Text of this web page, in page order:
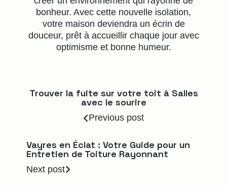
bonheur. Avec cette nouvelle isolation,
votre maison deviendra un écrin de
douceur, prêt à accueillir chaque jour avec
optimisme et bonne humeur.
Trouver la fuite sur votre toit à Salles
avec le sourire
Previous post
Vayres en Éclat : Votre Guide pour un
Entretien de Toiture Rayonnant
Next post